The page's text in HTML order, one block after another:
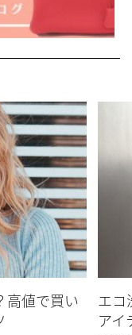
高値で買い
エコ
アイ